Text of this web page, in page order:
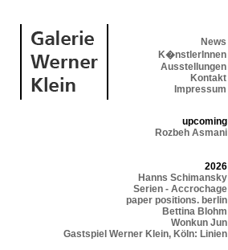
News
K�nstlerInnen
Ausstellungen
Kontakt
Impressum
upcoming
Rozbeh Asmani
2026
Hanns Schimansky
Serien - Accrochage
paper positions. berlin
Bettina Blohm
Wonkun Jun
Gastspiel Werner Klein, Köln: Linien